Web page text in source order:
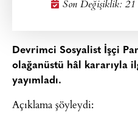
Son Değişiklik:
Devrimci Sosyalist İşçi
olağanüstü hâl kararıyla
yayımladı.
Açıklama şöyleydi: